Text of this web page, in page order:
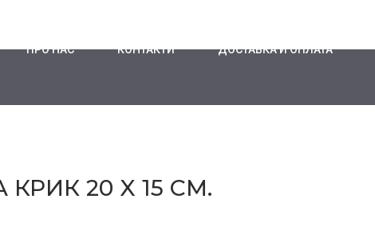
ПРО НАС КОНТАКТИ ДОСТАВКА И ОПЛАТА
20 X 15 СМ.